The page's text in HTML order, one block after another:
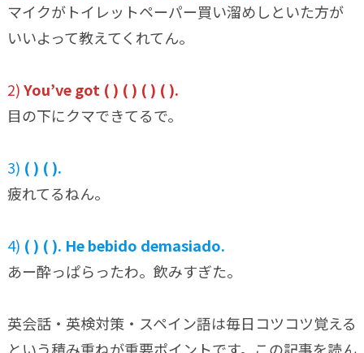
マイクがトイレットペーパー買い溜めしといた方が
いいよって教えてくれてん。
2)You’ve got ( ) ( ) ( ) ( ).
目の下にクマできてるで。
3) ( ) ( ).
疲れてるねん。
4) ( ) ( ). He bebido demasiado.
あー酔っぱらったわ。飲みすぎた。
英会話・英検対策・スペイン語は毎日コツコツ覚える